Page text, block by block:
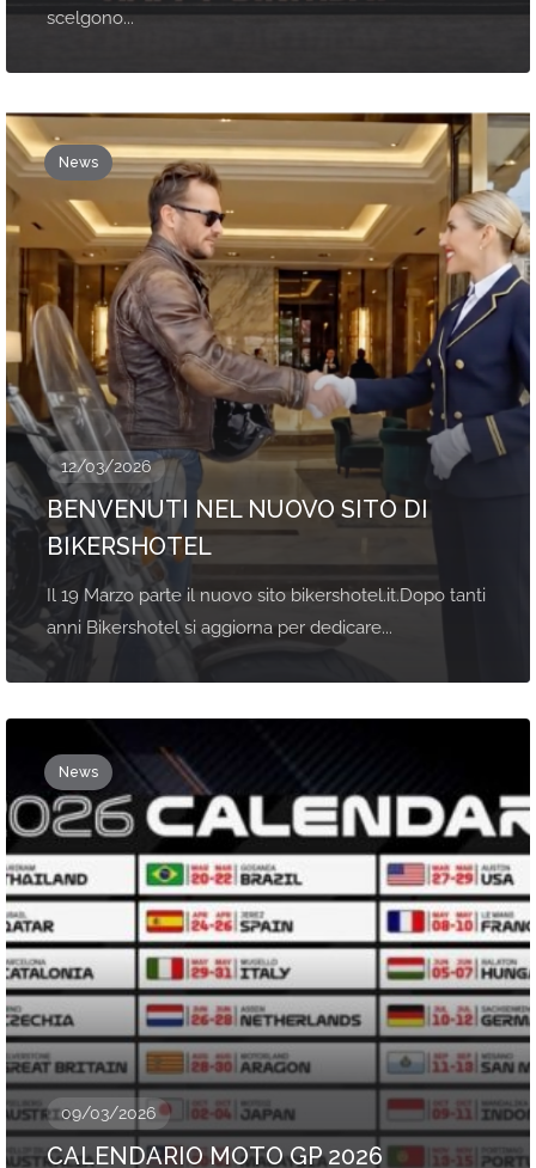
scelgono...
News
12/03/2026
BENVENUTI NEL NUOVO SITO DI
BIKERSHOTEL
Il 19 Marzo parte il nuovo sito bikershotel.it.Dopo tanti
anni Bikershotel si aggiorna per dedicare...
News
09/03/2026
CALENDARIO MOTO GP 2026